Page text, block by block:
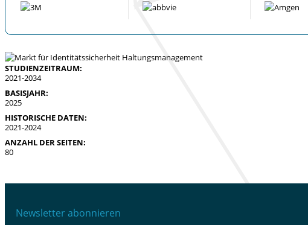
STUDIENZEITRAUM:
2021-2034
BASISJAHR:
2025
HISTORISCHE DATEN:
2021-2024
ANZAHL DER SEITEN:
80
Newsletter abonnieren